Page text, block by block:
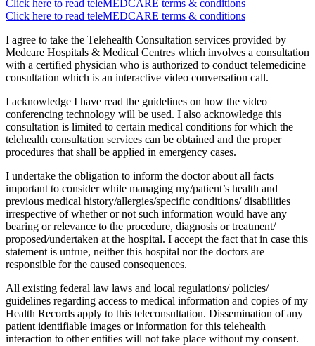
Click here to read teleMEDCARE terms & conditions
Click here to read teleMEDCARE terms & conditions
I agree to take the Telehealth Consultation services provided by
Medcare Hospitals & Medical Centres which involves a consultation
with a certified physician who is authorized to conduct telemedicine
consultation which is an interactive video conversation call.
I acknowledge I have read the guidelines on how the video
conferencing technology will be used. I also acknowledge this
consultation is limited to certain medical conditions for which the
telehealth consultation services can be obtained and the proper
procedures that shall be applied in emergency cases.
I undertake the obligation to inform the doctor about all facts
important to consider while managing my/patient’s health and
previous medical history/allergies/specific conditions/ disabilities
irrespective of whether or not such information would have any
bearing or relevance to the procedure, diagnosis or treatment/
proposed/undertaken at the hospital. I accept the fact that in case this
statement is untrue, neither this hospital nor the doctors are
responsible for the caused consequences.
All existing federal law laws and local regulations/ policies/
guidelines regarding access to medical information and copies of my
Health Records apply to this teleconsultation. Dissemination of any
patient identifiable images or information for this telehealth
interaction to other entities will not take place without my consent.